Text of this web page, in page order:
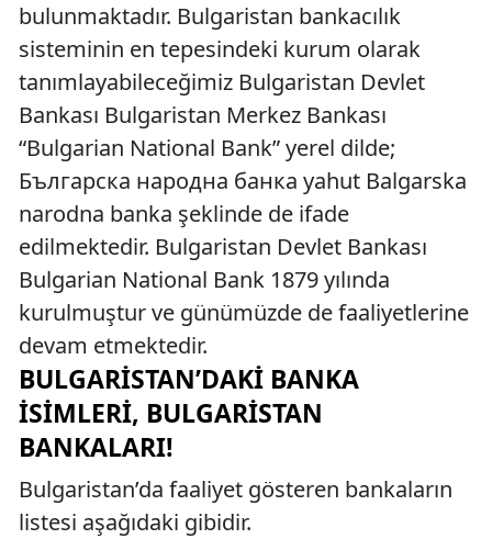
bulunmaktadır. Bulgaristan bankacılık
sisteminin en tepesindeki kurum olarak
tanımlayabileceğimiz Bulgaristan Devlet
Bankası Bulgaristan Merkez Bankası
“Bulgarian National Bank” yerel dilde;
Българска народна банка yahut Balgarska
narodna banka şeklinde de ifade
edilmektedir. Bulgaristan Devlet Bankası
Bulgarian National Bank 1879 yılında
kurulmuştur ve günümüzde de faaliyetlerine
devam etmektedir.
BULGARISTAN’DAKI BANKA
İSIMLERI, BULGARISTAN
BANKALARI!
Bulgaristan’da faaliyet gösteren bankaların
listesi aşağıdaki gibidir.